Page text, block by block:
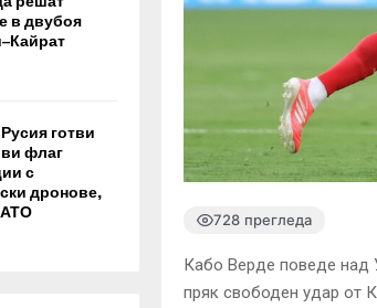
728 прегледа
Кабо Верде поведе над
пряк свободен удар от
в двубоя
готви
флаг
с
дронове,